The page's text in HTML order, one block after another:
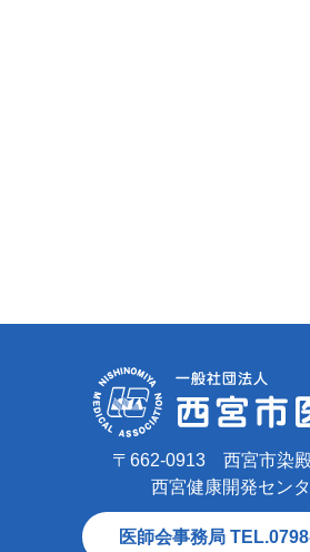
〒662-0913 西宮市染
西宮健康開発セン
医師会事務局